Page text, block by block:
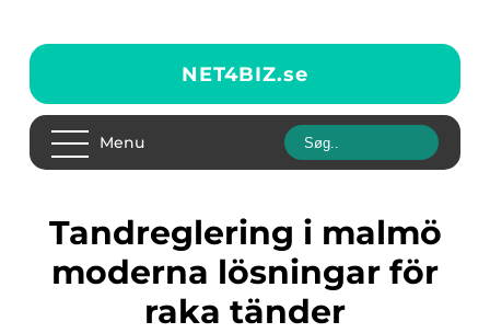
NET4BIZ.se
Menu
Tandreglering i malmö
moderna lösningar för
raka tänder